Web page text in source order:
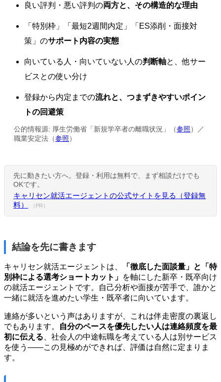
良い評判・悪い評判の両方と、その構造的な理由
「特別枠」「最短2週間内定」「ES添削・面接対
策」のサポート内容の実態
向いている人・向いていない人の判断軸と、他サー
ビスとの使い分け
登録から内定までの流れと、つまずきやすいポイン
トの回避策
公的情報源: 厚生労働省「新規学卒者の離職状況」（参照）／
職業安定法（参照）
先に動きたい方へ。登録・利用は無料で、まず相談だけでも
OKです。
キャリセン就活エージェントの公式サイトを見る（登録無
料）
（PR）
結論を先に書きます
キャリセン就活エージェントは、
「徹底した面談量」と「特
別枠による選考ショートカット」 を軸にした新卒・既卒向け
の就活エージェントです。自己分析や面接が苦手で、誰かと
一緒に就活を進めたい学生・既卒者に向いています。
連絡が多いという声はありますが、これは伴走密度の裏返し
でもあります。
自分のペースを優先したい人は連絡頻度を最
初に伝える 、社会人の中途転職を考えている人は別サービス
を使う——この見極めができれば、評価は自然に定まりま
す。